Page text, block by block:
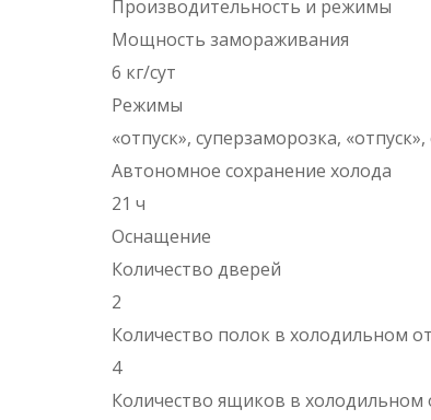
Производительность и режимы
Мощность замораживания
6 кг/сут
Режимы
«отпуск», суперзаморозка,
Автономное сохранение холода
21 ч
Оснащение
Количество дверей
2
Количество полок в холодильном
4
Количество ящиков в холодильном